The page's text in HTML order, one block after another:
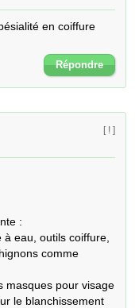
en coiffure
Répondre
[ ! ]
:
eau, outils coiffure,
comme
masques pour visage
le blanchissement